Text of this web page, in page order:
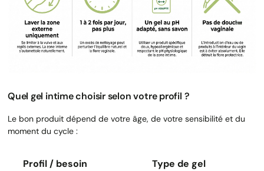
Quel gel intime choisir selon votre profil ?
Le bon produit dépend de votre âge, de votre sensibilité et du
moment du cycle :
Profil / besoin
Type de gel